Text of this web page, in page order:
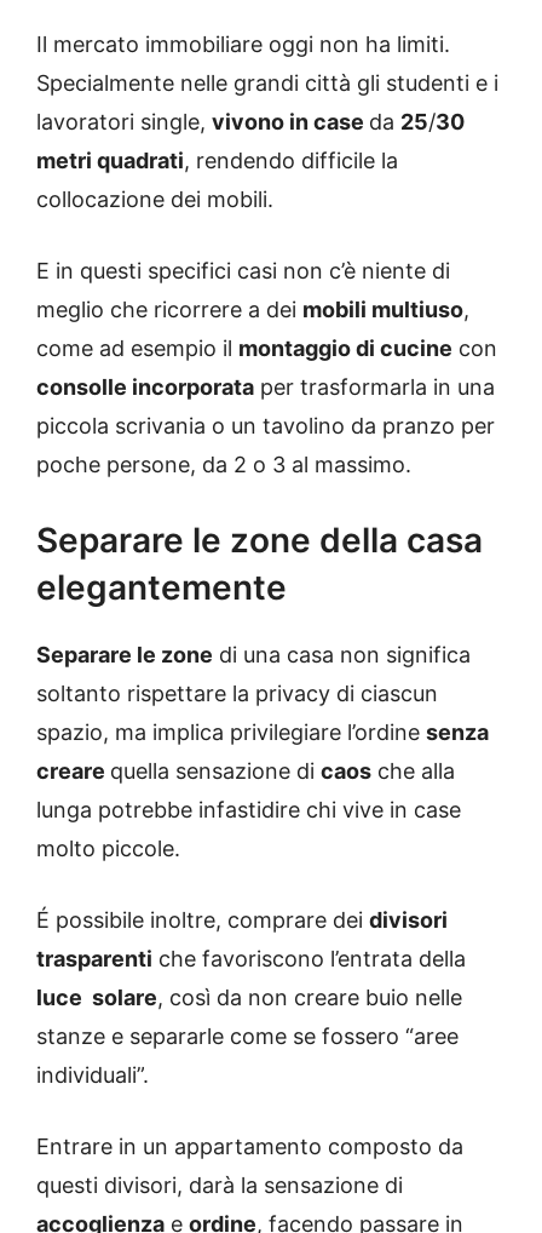
Il mercato immobiliare oggi non ha limiti.
Specialmente nelle grandi città gli studenti e i
lavoratori single, vivono in case da 25/30
metri quadrati, rendendo difficile la
collocazione dei mobili.
E in questi specifici casi non c’è niente di
meglio che ricorrere a dei mobili multiuso,
come ad esempio il montaggio di cucine con
consolle incorporata per trasformarla in una
piccola scrivania o un tavolino da pranzo per
poche persone, da 2 o 3 al massimo.
Separare le zone della casa
elegantemente
Separare le zone di una casa non significa
soltanto rispettare la privacy di ciascun
spazio, ma implica privilegiare l’ordine senza
creare quella sensazione di caos che alla
lunga potrebbe infastidire chi vive in case
molto piccole.
É possibile inoltre, comprare dei divisori
trasparenti che favoriscono l’entrata della
luce solare, così da non creare buio nelle
stanze e separarle come se fossero “aree
individuali”.
Entrare in un appartamento composto da
questi divisori, darà la sensazione di
accoglienza e ordine, facendo passare in